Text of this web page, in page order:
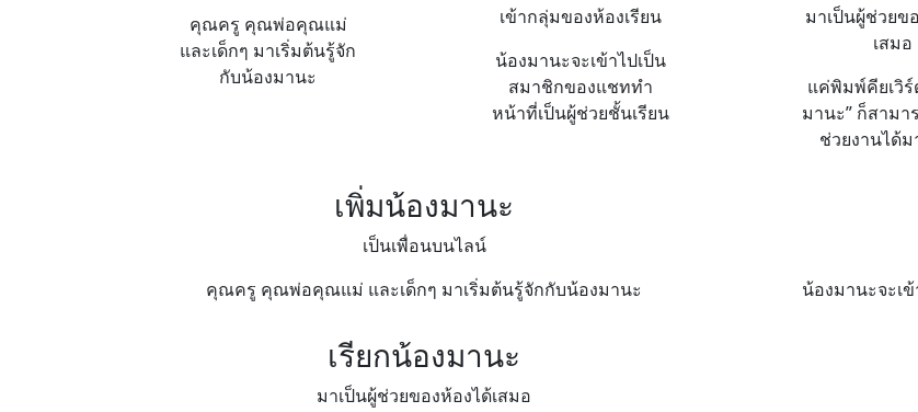
คุณครู คุณพ่อคุณแม่
และเด็กๆ มาเริ่มต้นรู้จัก
กับน้องมานะ
เข้ากลุ่มของห้องเรียน
น้องมานะจะเข้าไปเป็น
สมาชิกของแชททำ
หน้าที่เป็นผู้ช่วยชั้นเรียน
มาเป็นผู้ช่วยข
เสมอ
แค่พิมพ์คียเวิร์
มานะ” ก็สามา
ช่วยงานได้
เพิ่มน้องมานะ
เป็นเพื่อนบนไลน์
คุณครู คุณพ่อคุณแม่ และเด็กๆ มาเริ่มต้นรู้จักกับน้องมานะ
น้องมานะจะเ
เรียกน้องมานะ
มาเป็นผู้ช่วยของห้องได้เสมอ